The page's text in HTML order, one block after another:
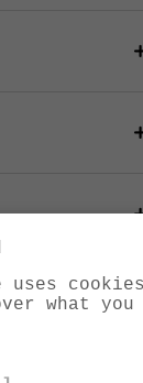
what you